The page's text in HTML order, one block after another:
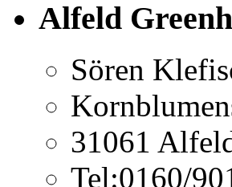
Alfeld
Sören
31061
Tel:0160/